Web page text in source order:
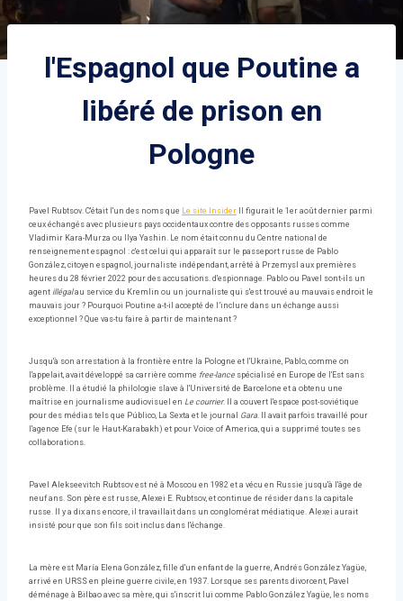
l'Espagnol que Poutine a
libéré de prison en
Pologne
Pavel Rubtsov. C'était l'un des noms que Le site Insider Il figurait le 1er août dernier parmi
ceux échangés avec plusieurs pays occidentaux contre des opposants russes comme
Vladimir Kara-Murza ou Ilya Yashin. Le nom était connu du Centre national de
renseignement espagnol : c'est celui qui apparaît sur le passeport russe de Pablo
González, citoyen espagnol, journaliste indépendant, arrêté à Przemysl aux premières
heures du 28 février 2022 pour des accusations. d'espionnage. Pablo ou Pavel sont-ils un
agent illégalau service du Kremlin ou un journaliste qui s'est trouvé au mauvais endroit le
mauvais jour ? Pourquoi Poutine a-t-il accepté de l’inclure dans un échange aussi
exceptionnel ? Que vas-tu faire à partir de maintenant ?
Jusqu'à son arrestation à la frontière entre la Pologne et l'Ukraine, Pablo, comme on
l'appelait, avait développé sa carrière comme free-lance spécialisé en Europe de l'Est sans
problème. Il a étudié la philologie slave à l'Université de Barcelone et a obtenu une
maîtrise en journalisme audiovisuel en Le courrier. Il a couvert l'espace post-soviétique
pour des médias tels que Público, La Sexta et le journal Gara. Il avait parfois travaillé pour
l'agence Efe (sur le Haut-Karabakh) et pour Voice of America, qui a supprimé toutes ses
collaborations.
Pavel Alekseevitch Rubtsov est né à Moscou en 1982 et a vécu en Russie jusqu'à l'âge de
neuf ans. Son père est russe, Alexei E. Rubtsov, et continue de résider dans la capitale
russe. Il y a dix ans encore, il travaillait dans un conglomérat médiatique. Alexei aurait
insisté pour que son fils soit inclus dans l'échange.
La mère est María Elena González, fille d'un enfant de la guerre, Andrés González Yagüe,
arrivé en URSS en pleine guerre civile, en 1937. Lorsque ses parents divorcent, Pavel
déménage à Bilbao avec sa mère, qui s'inscrit lui comme Pablo González Yagüe, les noms